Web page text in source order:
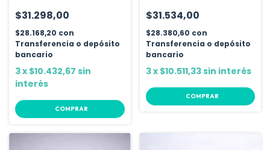
$31.298,00
$28.168,20 con
Transferencia o depósito
bancario
3x $10.432,67 sin
interés
COMPRAR
$31.534,00
$28.380,60 con
Transferencia o depósito
bancario
3x $10.511,33sin interés
COMPRAR